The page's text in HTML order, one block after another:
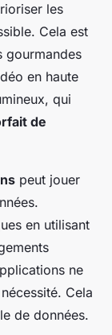
les
Cela est
gourmandes
en haute
qui
de
peut jouer
en utilisant
ne
Cela
de données.